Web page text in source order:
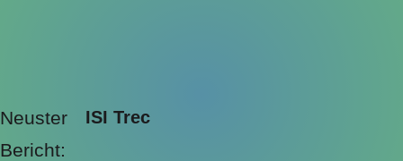
Neuster
Bericht:
ISI Trec